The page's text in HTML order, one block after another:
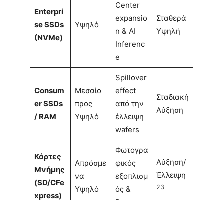
Enterpri
se SSDs
(NVMe)
Υψηλό
Center
expansio
n & AI
Inferenc
e
Σταθερά
Υψηλή
Consum
er SSDs
/ RAM
Μεσαίο
προς
Υψηλό
Spillover
effect
από την
έλλειψη
wafers
Σταδιακή
Αύξηση
Κάρτες
Μνήμης
(SD/CFe
xpress)
Απρόσμε
να
Υψηλό
Φωτογρα
φικός
εξοπλισμ
ός &
Αύξηση/
Έλλειψη
23